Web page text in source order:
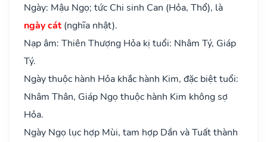
Ngày: Mậu Ngọ; tức Chi sinh Can (Hỏa, Thổ), là
ngày cát(nghĩa nhật).
Nạp âm: Thiên Thượng Hỏa kị tuổi: Nhâm Tý, Giáp
Tý.
Ngày thuộc hành Hỏa khắc hành Kim, đặc biệt tuổi:
Nhâm Thân, Giáp Ngọ thuộc hành Kim không sợ
Hỏa.
Ngày Ngọ lục hợp Mùi, tam hợp Dần và Tuất thành